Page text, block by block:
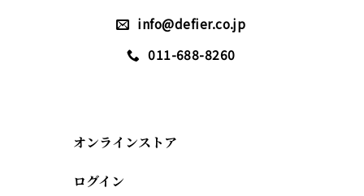
info@defier.co.jp
011-688-8260
オンラインストア
ログイン